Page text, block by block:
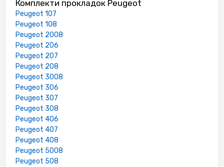
Комплекти прокладок Peugeot
Peugeot 107
Peugeot 108
Peugeot 2008
Peugeot 206
Peugeot 207
Peugeot 208
Peugeot 3008
Peugeot 306
Peugeot 307
Peugeot 308
Peugeot 406
Peugeot 407
Peugeot 408
Peugeot 5008
Peugeot 508